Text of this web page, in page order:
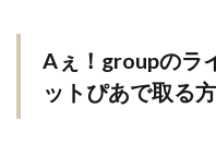
Aぇ！groupのラ
ットぴあで取る